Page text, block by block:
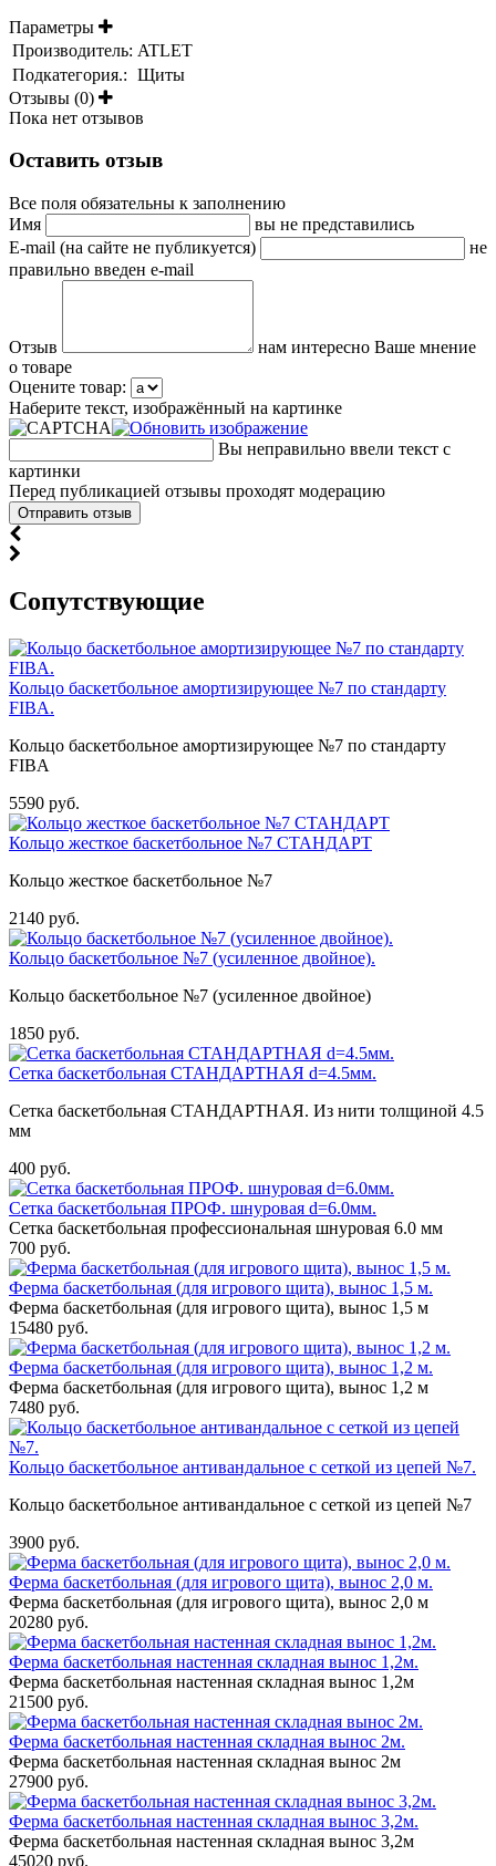
Параметры
Производитель: ATLET
Подкатегория.: Щиты
Отзывы (0)
Пока нет отзывов
Оставить отзыв
Все поля обязательны к заполнению
Имя
вы не представились
E-mail (на сайте не публикуется)
не
правильно введен e-mail
Отзыв
нам интересно Ваше мнение
о товаре
Оцените товар:
Наберите текст, изображённый на картинке
Вы неправильно ввели текст с
картинки
Перед публикацией отзывы проходят модерацию
Cопутствующие
Кольцо баскетбольное амортизирующее №7 по стандарту
FIBA.
Кольцо баскетбольное амортизирующее №7 по стандарту
FIBA
5590 руб.
Кольцо жесткое баскетбольное №7 СТАНДАРТ
Кольцо жесткое баскетбольное №7
2140 руб.
Кольцо баскетбольное №7 (усиленное двойное).
Кольцо баскетбольное №7 (усиленное двойное)
1850 руб.
Сетка баскетбольная СТАНДАРТНАЯ d=4.5мм.
Сетка баскетбольная СТАНДАРТНАЯ. Из нити толщиной 4.5
мм
400 руб.
Сетка баскетбольная ПРОФ. шнуровая d=6.0мм.
Сетка баскетбольная профессиональная шнуровая 6.0 мм
700 руб.
Ферма баскетбольная (для игрового щита), вынос 1,5 м.
Ферма баскетбольная (для игрового щита), вынос 1,5 м
15480 руб.
Ферма баскетбольная (для игрового щита), вынос 1,2 м.
Ферма баскетбольная (для игрового щита), вынос 1,2 м
7480 руб.
Кольцо баскетбольное антивандальное с сеткой из цепей №7.
Кольцо баскетбольное антивандальное с сеткой из цепей №7
3900 руб.
Ферма баскетбольная (для игрового щита), вынос 2,0 м.
Ферма баскетбольная (для игрового щита), вынос 2,0 м
20280 руб.
Ферма баскетбольная настенная складная вынос 1,2м.
Ферма баскетбольная настенная складная вынос 1,2м
21500 руб.
Ферма баскетбольная настенная складная вынос 2м.
Ферма баскетбольная настенная складная вынос 2м
27900 руб.
Ферма баскетбольная настенная складная вынос 3,2м.
Ферма баскетбольная настенная складная вынос 3,2м
45020 руб.